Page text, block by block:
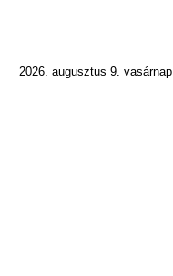
2026. augusztus 9.